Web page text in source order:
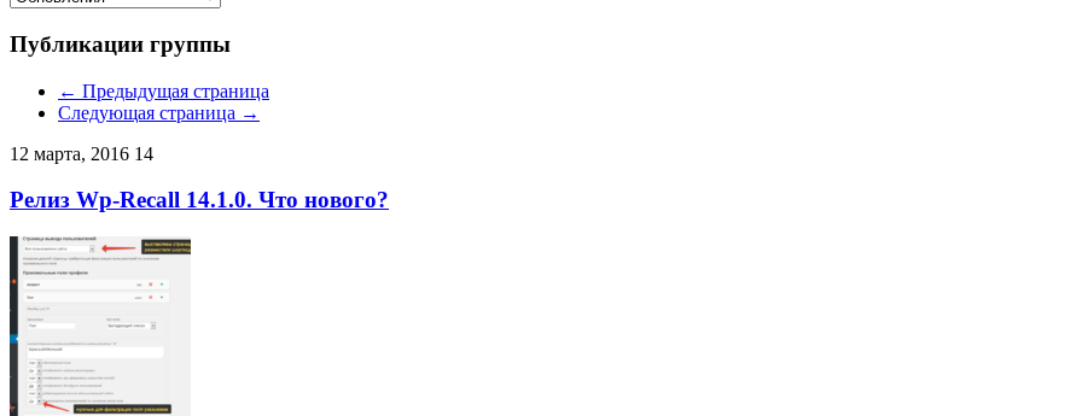
Публикации группы
← Предыдущая страница
Следующая страница →
12 марта, 2016 14
Релиз Wp-Recall 14.1.0. Что нового?